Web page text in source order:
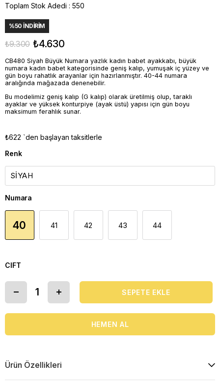
Toplam Stok Adedi : 550
%50 İNDIRIM
₺9.300 ₺4.630
CB480 Siyah Büyük Numara yazlık kadın babet ayakkabı, büyük
numara kadın babet kategorisinde geniş kalıp, yumuşak iç yüzey ve
gün boyu rahatlık arayanlar için hazırlanmıştır. 40-44 numara
aralığında mağazada denenebilir.
Bu modelimiz geniş kalıp (G kalıp) olarak üretilmiş olup, taraklı
ayaklar ve yüksek konturpiye (ayak üstü) yapısı için gün boyu
maksimum ferahlık sunar.
₺622 `den başlayan taksitlerle
Renk
Numara
40 41 42 43 44
CIFT
Ürün Özellikleri